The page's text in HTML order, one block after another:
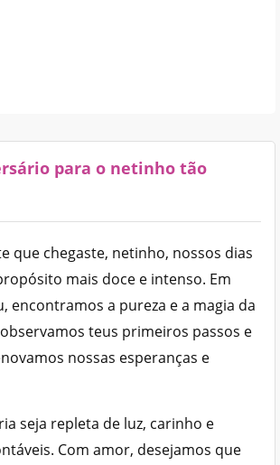
para o netinho tão
que chegaste, netinho, nossos dias
mais doce e intenso. Em
encontramos a pureza e a magia da
teus primeiros passos e
nossas esperanças e
seja repleta de luz, carinho e
Com amor, desejamos que